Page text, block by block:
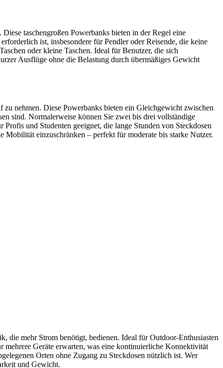
taschengroßen Powerbanks bieten in der Regel eine
ist, insbesondere für Pendler oder Reisende, die keine
oder kleine Taschen. Ideal für Benutzer, die sich
Ausflüge ohne die Belastung durch übermäßiges Gewicht
nehmen. Diese Powerbanks bieten ein Gleichgewicht zwischen
sind. Normalerweise können Sie zwei bis drei vollständige
und Studenten geeignet, die lange Stunden von Steckdosen
Mobilität einzuschränken – perfekt für moderate bis starke Nutzer.
die mehr Strom benötigt, bedienen. Ideal für Outdoor-Enthusiasten
Geräte erwarten, was eine kontinuierliche Konnektivität
Orten ohne Zugang zu Steckdosen nützlich ist. Wer
und Gewicht.